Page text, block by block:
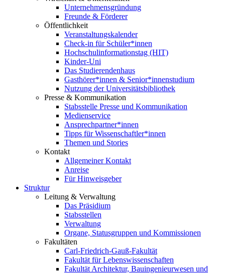
Unternehmensgründung
Freunde & Förderer
Öffentlichkeit
Veranstaltungskalender
Check-in für Schüler*innen
Hochschulinformationstag (HIT)
Kinder-Uni
Das Studierendenhaus
Gasthörer*innen & Senior*innenstudium
Nutzung der Universitätsbibliothek
Presse & Kommunikation
Stabsstelle Presse und Kommunikation
Medienservice
Ansprechpartner*innen
Tipps für Wissenschaftler*innen
Themen und Stories
Kontakt
Allgemeiner Kontakt
Anreise
Für Hinweisgeber
Struktur
Leitung & Verwaltung
Das Präsidium
Stabsstellen
Verwaltung
Organe, Statusgruppen und Kommissionen
Fakultäten
Carl-Friedrich-Gauß-Fakultät
Fakultät für Lebenswissenschaften
Fakultät Architektur, Bauingenieurwesen und